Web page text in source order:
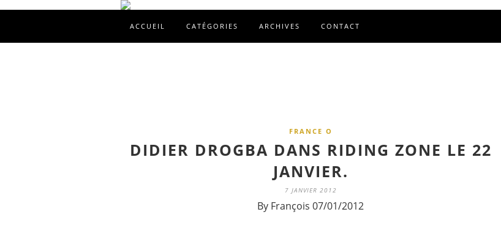
ACCUEIL CATÉGORIES ARCHIVES CONTACT
FRANCE O
DIDIER DROGBA DANS RIDING ZONE LE 22
JANVIER.
7 JANVIER 2012
By François 07/01/2012